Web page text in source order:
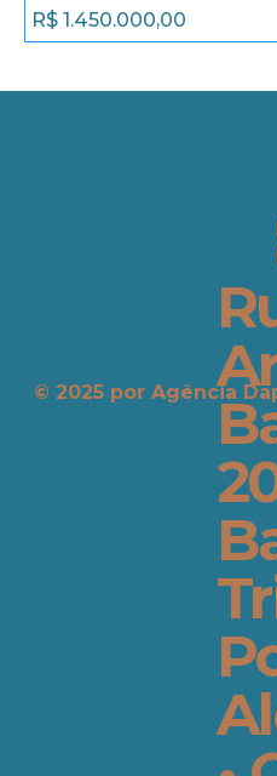
Preço
R$ 1.450.000,00
© 2025 por ​Agência